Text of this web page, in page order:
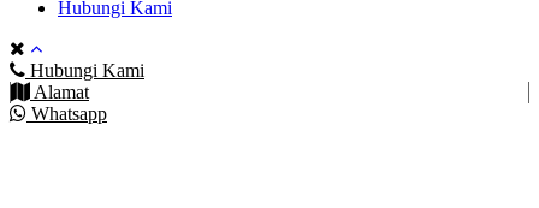
Hubungi Kami
Hubungi Kami
Alamat
Whatsapp